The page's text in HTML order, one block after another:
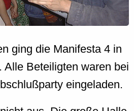
ging die Manifesta 4 in
Alle Beteiligten waren bei
eingeladen.